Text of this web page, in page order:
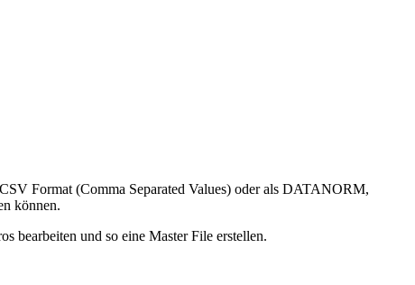
Format (Comma Separated Values) oder als DATANORM,
können.
bearbeiten und so eine Master File erstellen.